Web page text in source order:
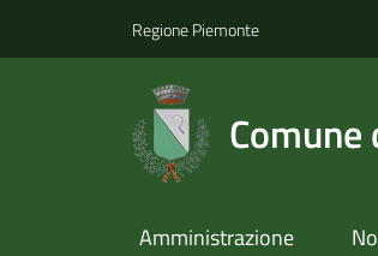
Regione Piemonte
Amministrazione